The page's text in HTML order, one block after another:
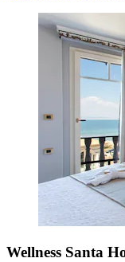
Wellness Santa